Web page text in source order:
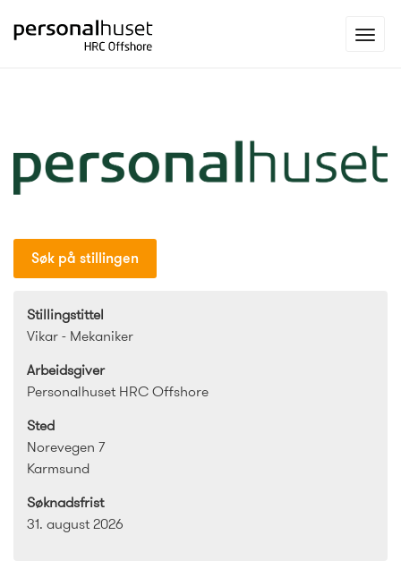
Gå
Søk på stillingen
Stillingstittel
Vikar - Mekaniker
Arbeidsgiver
Personalhuset HRC Offshore
Sted
Norevegen 7
Karmsund
Søknadsfrist
31. august 2026